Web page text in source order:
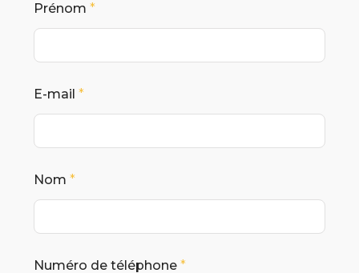
Prénom *
E-mail *
Nom *
Numéro de téléphone *